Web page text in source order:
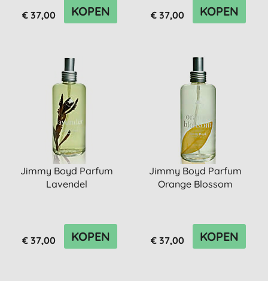
€ 37,00 KOPEN € 37,00 KOPEN
Jimmy Boyd Parfum
Lavendel
€ 37,00 KOPEN
Jimmy Boyd Parfum
Orange Blossom
€ 37,00 KOPEN